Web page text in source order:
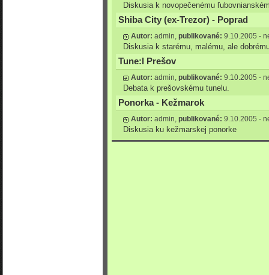
Diskusia k novopečenému
Shiba City (ex-Trezor) - Poprad
Autor: admin, publikované: 9.10.2005 -
Diskusia k starému, malému, ale
Tune:l Prešov
Autor: admin, publikované: 9.10.2005 -
Debata k prešovskému tunelu.
Ponorka - Kežmarok
Autor: admin, publikované: 9.10.2005 -
Diskusia ku kežmarskej ponorke